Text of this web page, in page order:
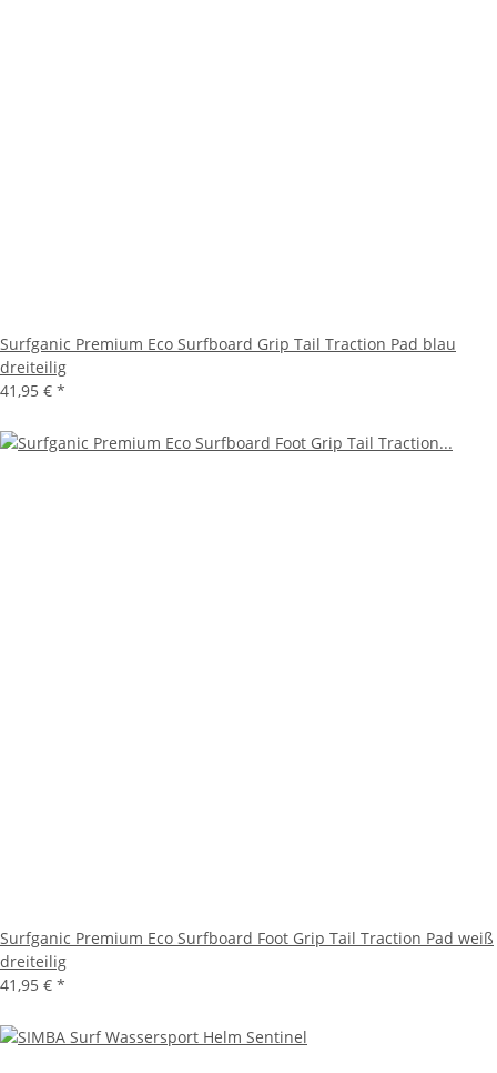
Surfganic Premium Eco Surfboard Grip Tail Traction Pad blau
dreiteilig
41,95 € *
Surfganic Premium Eco Surfboard Foot Grip Tail Traction Pad weiß
dreiteilig
41,95 € *